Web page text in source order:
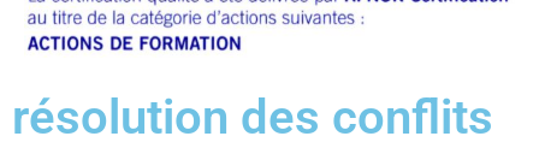
résolution des conflits